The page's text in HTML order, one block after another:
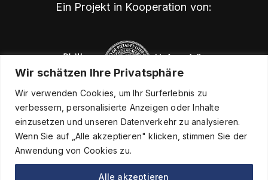
Wir schätzen Ihre Privatsphäre
Wir verwenden Cookies, um Ihr Surferlebnis zu
verbessern, personalisierte Anzeigen oder Inhalte
einzusetzen und unseren Datenverkehr zu analysieren.
Wenn Sie auf „Alle akzeptieren" klicken, stimmen Sie der
Anwendung von Cookies zu.
Alle akzeptieren
Ein Projekt in Kooperation von: